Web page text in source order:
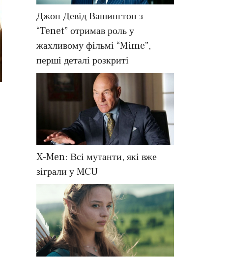
Джон Девід Вашингтон з
“Tenet” отримав роль у
жахливому фільмі “Mime”,
перші деталі розкриті
X-Men: Всі мутанти, які вже
зіграли у MCU